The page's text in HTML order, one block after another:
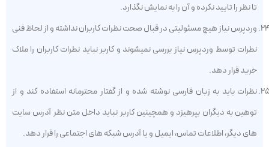
تا نظر را تایید نکرده و آن را به نمایش نگذارد.
وردپرس نیاز هیچ مسئولیتی در قبال صحت نظرات کاربران نداشته و از لحاظ فنی
نطرات توسط وردپرس نیاز بررسی نمیشوند و کاربر نباید نطرات کاربران را ملاک
خرید قرار دهد.
نظرات باید به زبان فارسی نوشته شده و از گفتار محترمانه استفاده کند و از
توهین به دیگران بپرهیزد و همچینین کاربر نباید داخل متن نظر آدرس سایت
های دیگر، اطلاعات تماس، ایمیل و یا آدرس شبکه های اجتماعی را قرار دهد.